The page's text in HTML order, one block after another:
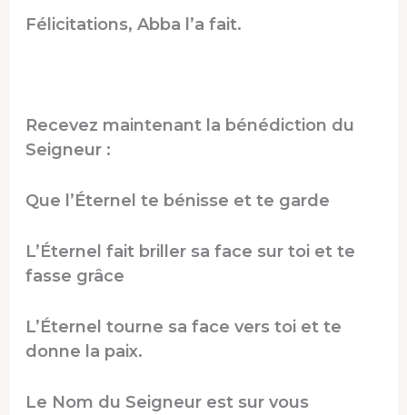
Félicitations, Abba l’a fait.
Recevez maintenant la bénédiction du
Seigneur :
Que l’Éternel te bénisse et te garde
L’Éternel fait briller sa face sur toi et te
fasse grâce
L’Éternel tourne sa face vers toi et te
donne la paix.
Le Nom du Seigneur est sur vous